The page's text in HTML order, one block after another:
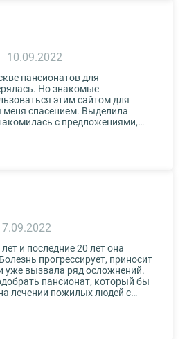
10.09.2022
пансионатов для
Но знакомые
этим сайтом для
меня спасением. Выделила
с предложениями,
и месту расположения и
Связалась с администрацией
и последние 20 лет она
прогрессирует, приносит
уже вызвала ряд осложнений.
пансионат, который бы
лечении пожилых людей с
подошли со всей
было, чтобы за прабабушкой